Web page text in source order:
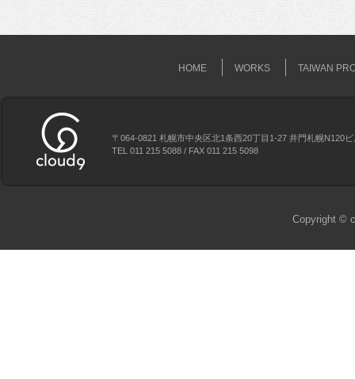
HOME WORKS TAIWAN
〒064-0821 札幌市中央区北1条西20丁目1-27 井門札幌N120
TEL 011 215 5088 / FAX 011 215 5098
Copyright ©